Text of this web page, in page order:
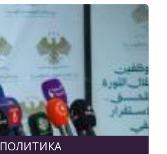
ПОЛИТИКА